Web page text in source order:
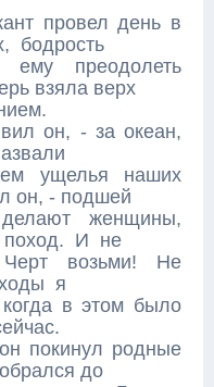
провел день в
бодрость
ему преодолеть
взяла верх
он, - за океан,
ущелья наших
он, - подшей
женщины,
поход. И не
Черт возьми! Не
я
в этом было
покинул родные
до